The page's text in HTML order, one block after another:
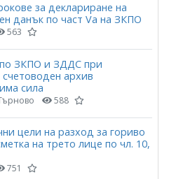
за деклариране на
данък по част Vа на ЗКПО
563
ЗКПО и ЗДДС при
архив
сила
588
цели на разход за гориво
на трето лице по чл. 10,
751